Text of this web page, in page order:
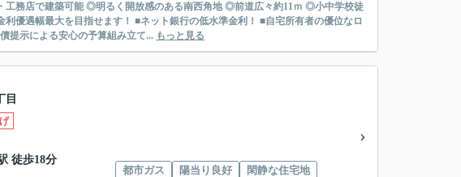
務店で建築可能 ◎明るく開放感のある南西角地 ◎前道広々約11ｍ ◎小中学校徒
提示による安心の予算組み立て... もっと見る
目
徒歩18分
都市ガス
陽当り良好
閑静な住宅地